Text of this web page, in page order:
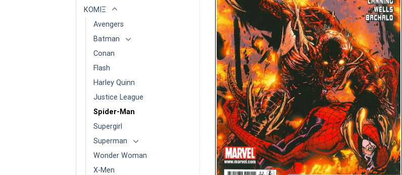
ΚΟΜΙΞ
Avengers
Batman
Conan
Flash
Harley Quinn
Justice League
Spider-Man
Supergirl
Superman
Wonder Woman
X-Men